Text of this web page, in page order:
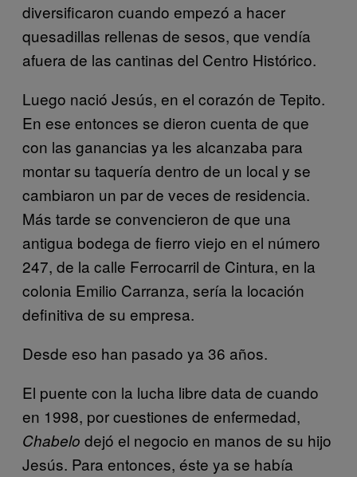
diversificaron cuando empezó a hacer
quesadillas rellenas de sesos, que vendía
afuera de las cantinas del Centro Histórico.
Luego nació Jesús, en el corazón de Tepito.
En ese entonces se dieron cuenta de que
con las ganancias ya les alcanzaba para
montar su taquería dentro de un local y se
cambiaron un par de veces de residencia.
Más tarde se convencieron de que una
antigua bodega de fierro viejo en el número
247, de la calle Ferrocarril de Cintura, en la
colonia Emilio Carranza, sería la locación
definitiva de su empresa.
Desde eso han pasado ya 36 años.
El puente con la lucha libre data de cuando
en 1998, por cuestiones de enfermedad,
Chabelo dejó el negocio en manos de su hijo
Jesús. Para entonces, éste ya se había